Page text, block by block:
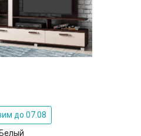
до 07.08